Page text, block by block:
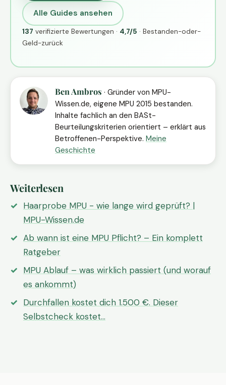
Alle Guides ansehen
137 verifizierte Bewertungen · 4,7/5 · Bestanden-oder-
Geld-zurück
Ben Ambros · Gründer von MPU-
Wissen.de, eigene MPU 2015 bestanden.
Inhalte fachlich an den BASt-
Beurteilungskriterien orientiert – erklärt aus
Betroffenen-Perspektive. Meine
Geschichte
Weiterlesen
Haarprobe MPU - wie lange wird geprüft? |
MPU-Wissen.de
Ab wann ist eine MPU Pflicht? – Ein komplett
Ratgeber
MPU Ablauf – was wirklich passiert (und worauf
es ankommt)
Durchfallen kostet dich 1.500 €. Dieser
Selbstcheck kostet…